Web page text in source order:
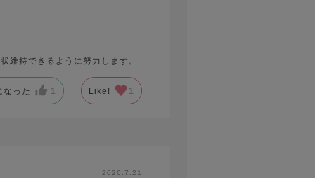
維持できるように努力します。
なった 1 Like! 1
2026.7.21